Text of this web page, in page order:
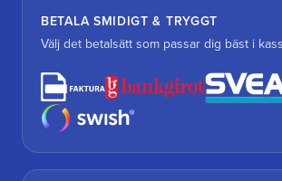
BETALA SMIDIGT & TRYGGT
Välj det betalsätt som passar dig bäst i